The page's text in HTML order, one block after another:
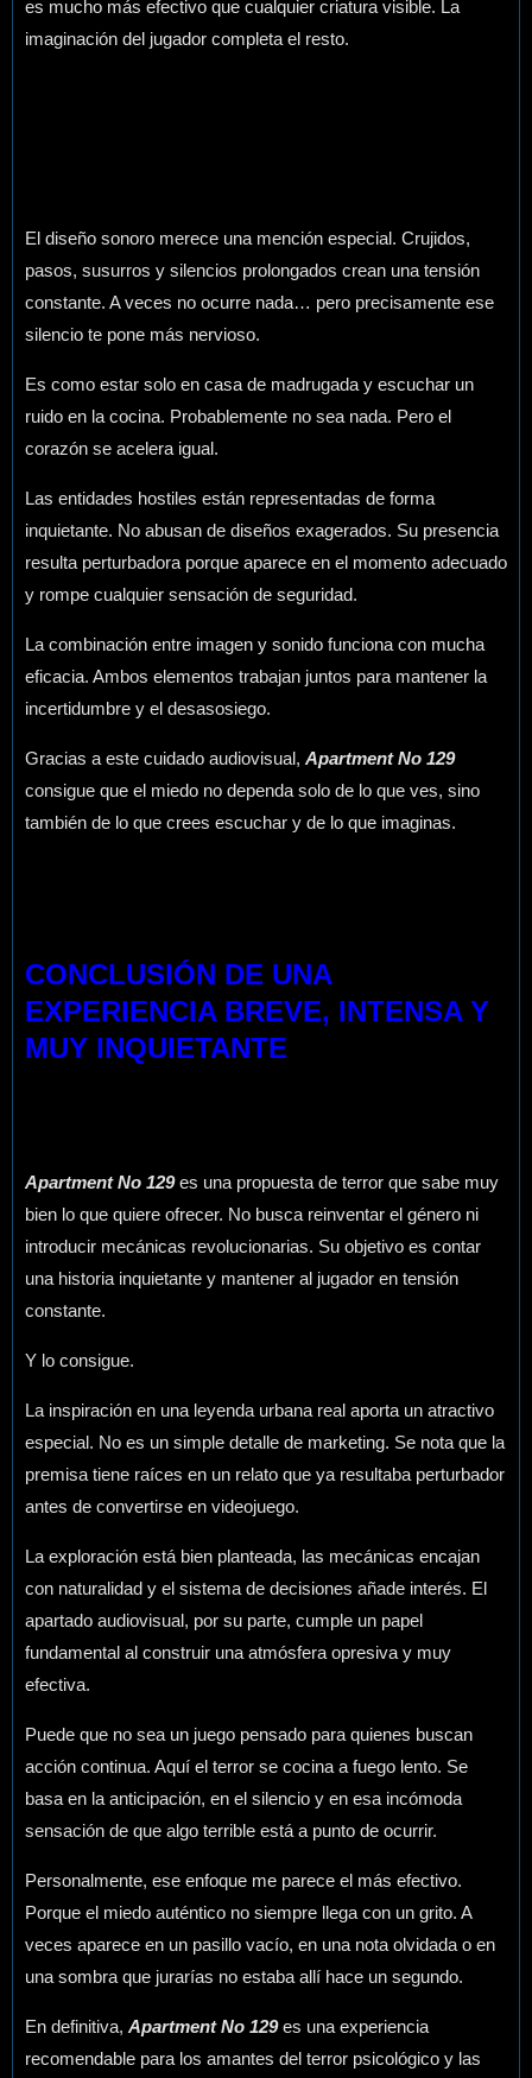
es mucho más efectivo que cualquier criatura visible. La
imaginación del jugador completa el resto.
El diseño sonoro merece una mención especial. Crujidos,
pasos, susurros y silencios prolongados crean una tensión
constante. A veces no ocurre nada… pero precisamente ese
silencio te pone más nervioso.
Es como estar solo en casa de madrugada y escuchar un
ruido en la cocina. Probablemente no sea nada. Pero el
corazón se acelera igual.
Las entidades hostiles están representadas de forma
inquietante. No abusan de diseños exagerados. Su presencia
resulta perturbadora porque aparece en el momento adecuado
y rompe cualquier sensación de seguridad.
La combinación entre imagen y sonido funciona con mucha
eficacia. Ambos elementos trabajan juntos para mantener la
incertidumbre y el desasosiego.
Gracias a este cuidado audiovisual, Apartment No 129
consigue que el miedo no dependa solo de lo que ves, sino
también de lo que crees escuchar y de lo que imaginas.
CONCLUSIÓN DE UNA
EXPERIENCIA BREVE, INTENSA Y
MUY INQUIETANTE
Apartment No 129es una propuesta de terror que sabe muy
bien lo que quiere ofrecer. No busca reinventar el género ni
introducir mecánicas revolucionarias. Su objetivo es contar
una historia inquietante y mantener al jugador en tensión
constante.
Y lo consigue.
La inspiración en una leyenda urbana real aporta un atractivo
especial. No es un simple detalle de marketing. Se nota que la
premisa tiene raíces en un relato que ya resultaba perturbador
antes de convertirse en videojuego.
La exploración está bien planteada, las mecánicas encajan
con naturalidad y el sistema de decisiones añade interés. El
apartado audiovisual, por su parte, cumple un papel
fundamental al construir una atmósfera opresiva y muy
efectiva.
Puede que no sea un juego pensado para quienes buscan
acción continua. Aquí el terror se cocina a fuego lento. Se
basa en la anticipación, en el silencio y en esa incómoda
sensación de que algo terrible está a punto de ocurrir.
Personalmente, ese enfoque me parece el más efectivo.
Porque el miedo auténtico no siempre llega con un grito. A
veces aparece en un pasillo vacío, en una nota olvidada o en
una sombra que jurarías no estaba allí hace un segundo.
En definitiva, Apartment No 129es una experiencia
recomendable para los amantes del terror psicológico y las